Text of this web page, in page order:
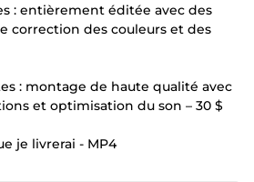
: entièrement éditée avec des
correction des couleurs et des
: montage de haute qualité avec
et optimisation du son – 30 $
je livrerai - MP4